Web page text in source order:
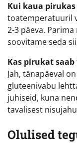
Kui kaua
toatemperatuuril
2-3 päeva.
soovitame seda
Kas pirukat
Jah, tänapäeval
gluteenivabu
juhiseid, kuna
tavalisest
Olulised